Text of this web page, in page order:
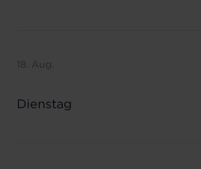
18. Aug.
Dienstag